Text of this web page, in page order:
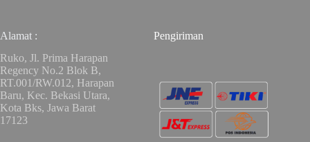
Alamat :
Ruko, Jl. Prima Harapan
Regency No.2 Blok B,
RT.001/RW.012, Harapan
Baru, Kec. Bekasi Utara,
Kota Bks, Jawa Barat
17123
Pengiriman